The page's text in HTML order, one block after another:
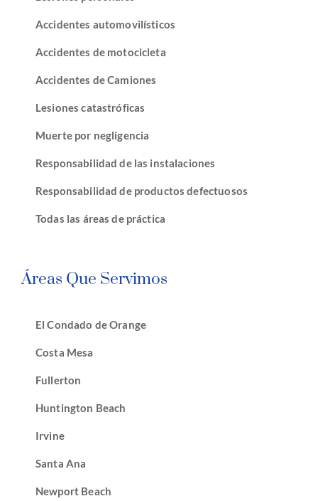
Accidentes automovilísticos
Accidentes de motocicleta
Accidentes de Camiones
Lesiones catastróficas
Muerte por negligencia
Responsabilidad de las instalaciones
Responsabilidad de productos defectuosos
Todas las áreas de práctica
Áreas Que Servimos
El Condado de Orange
Costa Mesa
Fullerton
Huntington Beach
Irvine
Santa Ana
Newport Beach